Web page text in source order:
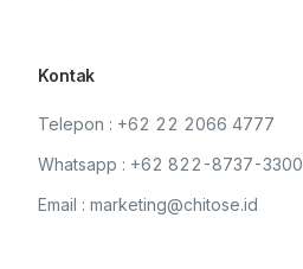
Kontak
Telepon : +62 22 2066 4777
Whatsapp : +62 822-8737-3300
Email : marketing@chitose.id